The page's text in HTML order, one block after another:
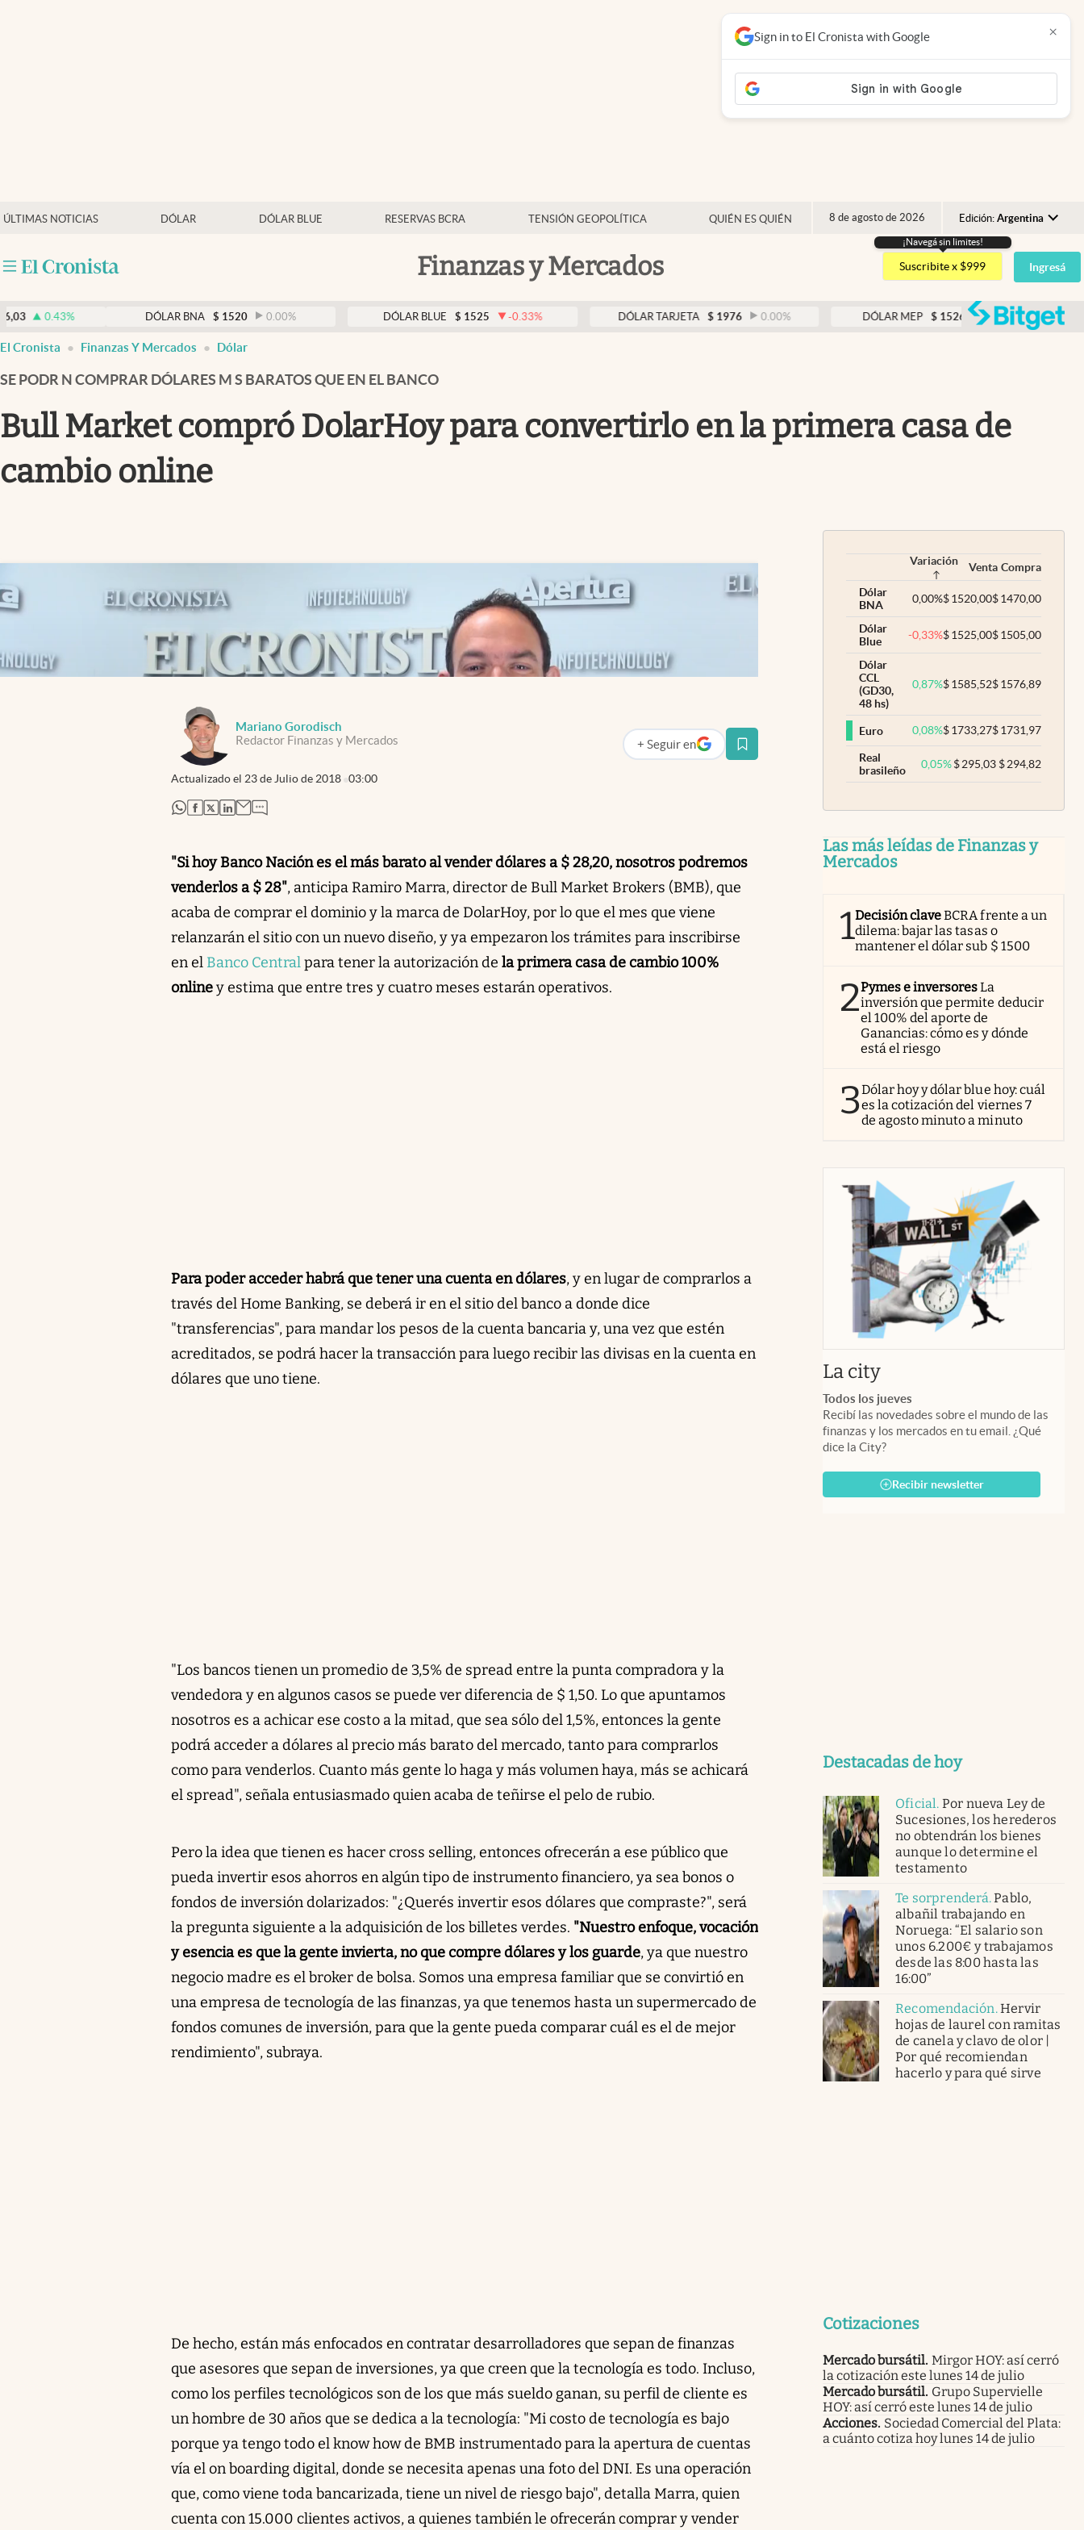
ÚLTIMAS NOTICIAS DÓLAR DÓLAR BLUE RESERVAS BCRA TENSIÓN GEOPOLÍTICA QUIÉN ES QUIÉN 8 de agosto de 2026 Edición: Argentina
Argentina
España
USA
Finanzas y Mercados
Mercados Online
Clima
Mundial 2026
¡Navegá sin limites!
Suscribite x $999 Ingresá
0.43 % DÓLAR BNA $ 1520 0.00 % DÓLAR BLUE $ 1525 -0.33 % DÓLAR TARJETA $ 1976 0.00 % DÓLAR MEP $ 1526,03 0.43%
Sign in to El Cronista with Google ×
El Cronista Finanzas Y Mercados Dólar
SE PODR N COMPRAR DÓLARES M S BARATOS QUE EN EL BANCO
Bull Market compró DolarHoy para convertirlo en la primera casa de
cambio online
Mariano Gorodisch
Redactor Finanzas y Mercados
Actualizado el 23 de Julio de 2018 03:00
+ Seguir en
abre en nueva pestaña
abre en nueva pestaña
abre en nueva pestaña
abre en nueva pestaña
abre en nueva pestaña
"Si hoy Banco Nación es el más barato al vender dólares a $ 28,20, nosotros podremos
venderlos a $ 28", anticipa Ramiro Marra, director de Bull Market Brokers (BMB), que
acaba de comprar el dominio y la marca de DolarHoy, por lo que el mes que viene
relanzarán el sitio con un nuevo diseño, y ya empezaron los trámites para inscribirse
en el Banco Centralpara tener la autorización de la primera casa de cambio 100%
onliney estima que entre tres y cuatro meses estarán operativos.
Para poder acceder habrá que tener una cuenta en dólares, y en lugar de comprarlos a
través del Home Banking, se deberá ir en el sitio del banco a donde dice
"transferencias", para mandar los pesos de la cuenta bancaria y, una vez que estén
acreditados, se podrá hacer la transacción para luego recibir las divisas en la cuenta en
dólares que uno tiene.
"Los bancos tienen un promedio de 3,5% de spread entre la punta compradora y la
vendedora y en algunos casos se puede ver diferencia de $ 1,50. Lo que apuntamos
nosotros es a achicar ese costo a la mitad, que sea sólo del 1,5%, entonces la gente
podrá acceder a dólares al precio más barato del mercado, tanto para comprarlos
como para venderlos. Cuanto más gente lo haga y más volumen haya, más se achicará
el spread", señala entusiasmado quien acaba de teñirse el pelo de rubio.
Pero la idea que tienen es hacer cross selling, entonces ofrecerán a ese público que
pueda invertir esos ahorros en algún tipo de instrumento financiero, ya sea bonos o
fondos de inversión dolarizados: "¿Querés invertir esos dólares que compraste?", será
la pregunta siguiente a la adquisición de los billetes verdes. "Nuestro enfoque, vocación
y esencia es que la gente invierta, no que compre dólares y los guarde, ya que nuestro
negocio madre es el broker de bolsa. Somos una empresa familiar que se convirtió en
una empresa de tecnología de las finanzas, ya que tenemos hasta un supermercado de
fondos comunes de inversión, para que la gente pueda comparar cuál es el de mejor
rendimiento", subraya.
De hecho, están más enfocados en contratar desarrolladores que sepan de finanzas
que asesores que sepan de inversiones, ya que creen que la tecnología es todo. Incluso,
como los perfiles tecnológicos son de los que más sueldo ganan, su perfil de cliente es
un hombre de 30 años que se dedica a la tecnología: "Mi costo de tecnología es bajo
porque ya tengo todo el know how de BMB instrumentado para la apertura de cuentas
vía el on boarding digital, donde se necesita apenas una foto del DNI. Es una operación
que, como viene toda bancarizada, tiene un nivel de riesgo bajo", detalla Marra, quien
cuenta con 15.000 clientes activos, a quienes también le ofrecerán comprar y vender
Variación Venta Compra
Dólar
BNA
0,00%$1520,00$1470,00
Dólar
Blue
-0,33%$1525,00$1505,00
Dólar
CCL
(GD30,
48 hs)
0,87%$1585,52$1576,89
Euro 0,08%$1733,27$1731,97
Real
brasileño
0,05% $295,03 $294,82
Las más leídas de Finanzas y
Mercados
1Decisión claveBCRA frente a un
dilema: bajar las tasas o
mantener el dólar sub $ 1500
2Pymes e inversoresLa
inversión que permite deducir
el 100% del aporte de
Ganancias: cómo es y dónde
está el riesgo
3Dólar hoy y dólar blue hoy: cuál
es la cotización del viernes 7
de agosto minuto a minuto
La cityabre en nueva pestaña
Todos los jueves
Recibí las novedades sobre el mundo de las
finanzas y los mercados en tu email. ¿Qué
dice la City?
Recibir newsletter
Destacadas de hoy
Oficial. Por nueva Ley de
Sucesiones, los herederos
no obtendrán los bienes
aunque lo determine el
testamento
Te sorprenderá.Pablo,
albañil trabajando en
Noruega: “El salario son
unos 6.200€ y trabajamos
desde las 8:00 hasta las
16:00”
Recomendación.Hervir
hojas de laurel con ramitas
de canela y clavo de olor |
Por qué recomiendan
hacerlo y para qué sirve
Cotizaciones
Mercado bursátil. Mirgor HOY: así cerró
la cotización este lunes 14 de julio
Mercado bursátil. Grupo Supervielle
HOY: así cerró este lunes 14 de julio
Acciones. Sociedad Comercial del Plata:
a cuánto cotiza hoy lunes 14 de julio